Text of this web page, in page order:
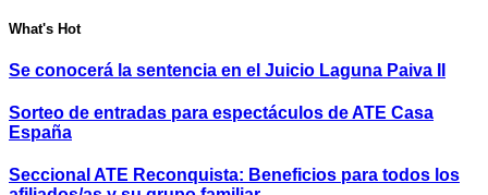
What's Hot
Se conocerá la sentencia en el Juicio Laguna Paiva II
Sorteo de entradas para espectáculos de ATE Casa
España
Seccional ATE Reconquista: Beneficios para todos los